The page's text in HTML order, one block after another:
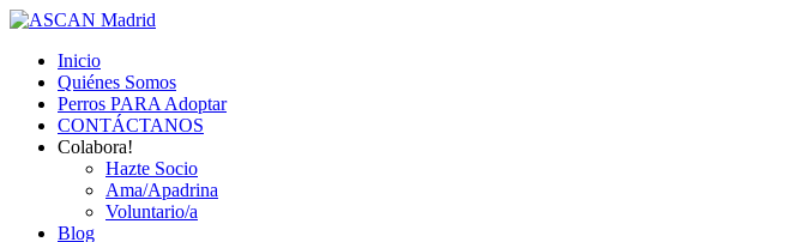
Inicio
Quiénes Somos
Perros PARA Adoptar
CONTÁCTANOS
Colabora!
Hazte Socio
Ama/Apadrina
Voluntario/a
Blog